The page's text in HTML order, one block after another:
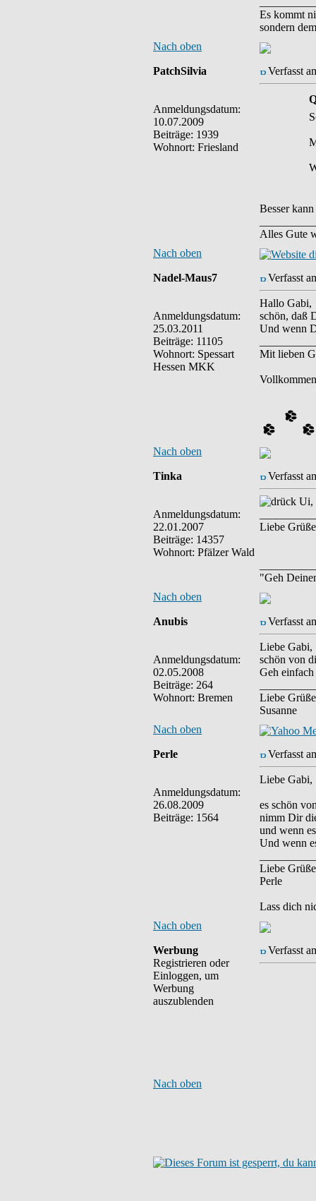
Es kommt
sondern
Nach oben
PatchSilvia
Anmeldungsdatum:
10.07.2009
Beiträge: 1939
Wohnort: Friesland
Verfasst
Besser
Alles Gute
Nach oben
Nadel-Maus7
Anmeldungsdatum:
25.03.2011
Beiträge: 11105
Wohnort: Spessart
Hessen MKK
Verfasst
Hallo Gabi,
schön, daß
Und wenn
Mit lieben
Nach oben
Tinka
Anmeldungsdatum:
22.01.2007
Beiträge: 14357
Wohnort: Pfälzer Wald
Verfasst
Ui,
Liebe
"Geh
Nach oben
Anubis
Anmeldungsdatum:
02.05.2008
Beiträge: 264
Wohnort: Bremen
Verfasst
Liebe Gabi,
schön von
Geh
Liebe Grüße
Susanne
Nach oben
Perle
Anmeldungsdatum:
26.08.2009
Beiträge: 1564
Verfasst
Liebe Gabi,
es schön
nimm Dir
und wenn
Und wenn
Liebe Grüße
Perle
Lass dich
Nach oben
Werbung
Registrieren oder
Einloggen, um
Werbung
auszublenden
Verfasst
Nach oben